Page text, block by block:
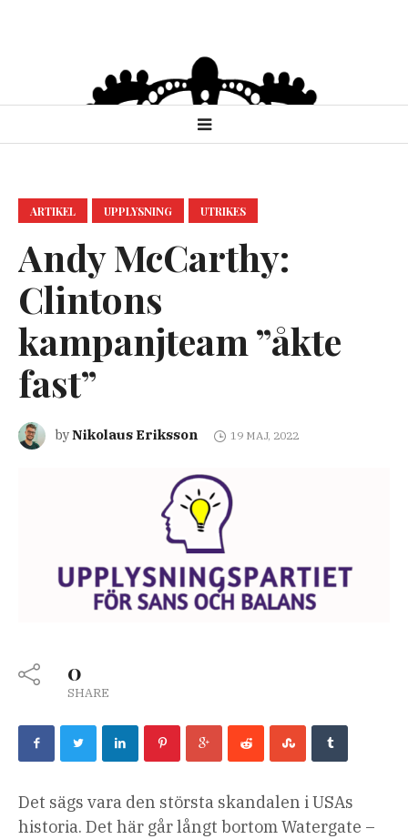
ARTIKEL UPPLYSNING UTRIKES
Andy McCarthy:
Clintons
kampanjteam ”åkte
fast”
byNikolaus Eriksson 19 MAJ, 2022
0
SHARE
Det sägs vara den största skandalen i USAs
historia. Det här går långt bortom Watergate –